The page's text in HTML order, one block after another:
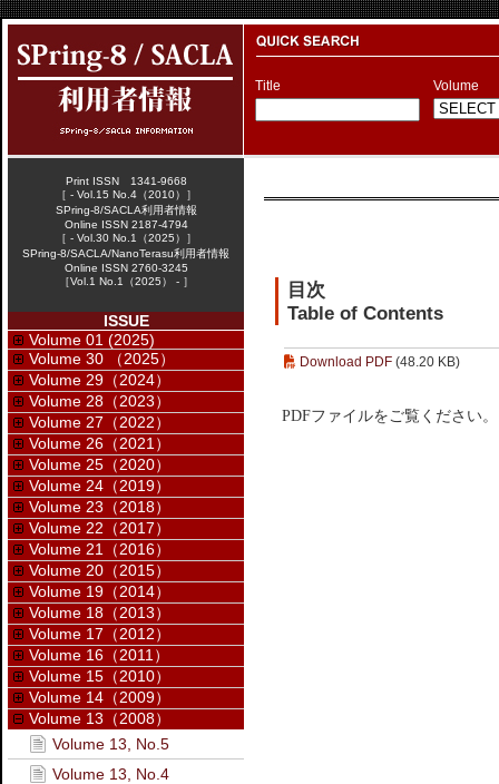
Title Volume
目次
Table of Contents
Download PDF (48.20 KB)
PDFファイルをご覧ください。
Print ISSN 1341-9668
［ - Vol.15 No.4（2010）］
SPring-8/SACLA利用者情報
Online ISSN 2187-4794
［ - Vol.30 No.1（2025）］
SPring-8/SACLA/NanoTerasu利用者情報
Online ISSN 2760-3245
［Vol.1 No.1（2025） - ］
ISSUE
Volume 01 (2025)
Volume 30 （2025）
Volume 29（2024）
Volume 28（2023）
Volume 27（2022）
Volume 26（2021）
Volume 25（2020）
Volume 24（2019）
Volume 23（2018）
Volume 22（2017）
Volume 21（2016）
Volume 20（2015）
Volume 19（2014）
Volume 18（2013）
Volume 17（2012）
Volume 16（2011）
Volume 15（2010）
Volume 14（2009）
Volume 13（2008）
Volume 13, No.5
Volume 13, No.4